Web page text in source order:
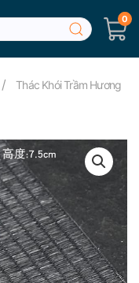
0
Thác Khói Trầm Hương